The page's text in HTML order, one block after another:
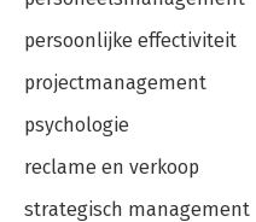
persoonlijke effectiviteit
projectmanagement
psychologie
reclame en verkoop
strategisch management